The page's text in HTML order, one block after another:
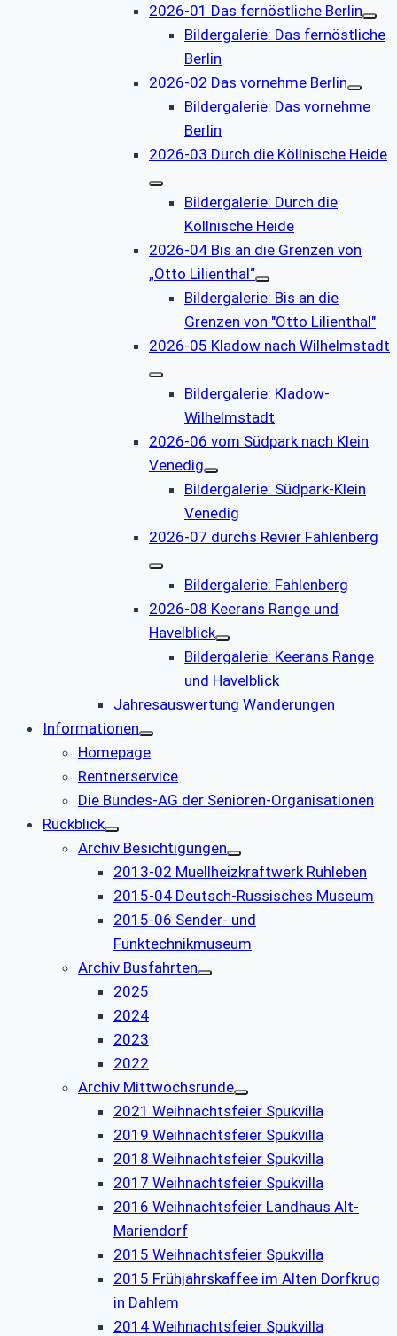
2026-01 Das fernöstliche Berlin
Bildergalerie: Das fernöstliche
Berlin
2026-02 Das vornehme Berlin
Bildergalerie: Das vornehme
Berlin
2026-03 Durch die Köllnische Heide
Bildergalerie: Durch die
Köllnische Heide
2026-04 Bis an die Grenzen von
„Otto Lilienthal“
Bildergalerie: Bis an die
Grenzen von "Otto Lilienthal"
2026-05 Kladow nach Wilhelmstadt
Bildergalerie: Kladow-
Wilhelmstadt
2026-06 vom Südpark nach Klein
Venedig
Bildergalerie: Südpark-Klein
Venedig
2026-07 durchs Revier Fahlenberg
Bildergalerie: Fahlenberg
2026-08 Keerans Range und
Havelblick
Bildergalerie: Keerans Range
und Havelblick
Jahresauswertung Wanderungen
Informationen
Homepage
Rentnerservice
Die Bundes-AG der Senioren-Organisationen
Rückblick
Archiv Besichtigungen
2013-02 Muellheizkraftwerk Ruhleben
2015-04 Deutsch-Russisches Museum
2015-06 Sender- und
Funktechnikmuseum
Archiv Busfahrten
2025
2024
2023
2022
Archiv Mittwochsrunde
2021 Weihnachtsfeier Spukvilla
2019 Weihnachtsfeier Spukvilla
2018 Weihnachtsfeier Spukvilla
2017 Weihnachtsfeier Spukvilla
2016 Weihnachtsfeier Landhaus Alt-
Mariendorf
2015 Weihnachtsfeier Spukvilla
2015 Frühjahrskaffee im Alten Dorfkrug
in Dahlem
2014 Weihnachtsfeier Spukvilla